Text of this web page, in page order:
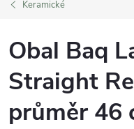
Keramické
Obal Baq
Straight
průměr 46